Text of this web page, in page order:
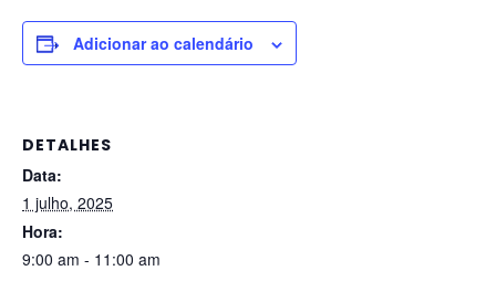
Adicionar ao calendário
DETALHES
Data:
1 julho, 2025
Hora:
9:00 am - 11:00 am